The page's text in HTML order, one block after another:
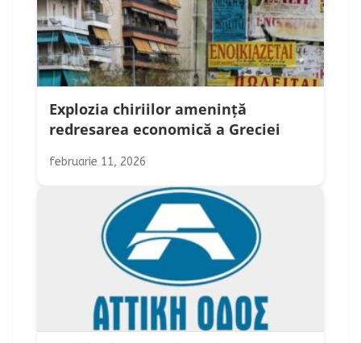
Explozia chiriilor amenință
redresarea economică a Greciei
februarie 11, 2026